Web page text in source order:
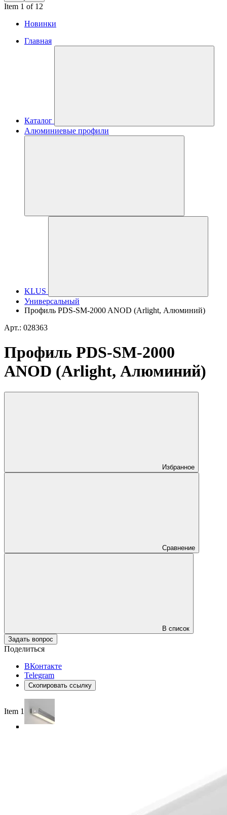
Item 1 of 12
Новинки
Главная
Каталог
Алюминиевые профили
KLUS
Универсальный
Профиль PDS-SM-2000 ANOD (Arlight, Алюминий)
Арт.: 028363
Профиль PDS-SM-2000
ANOD (Arlight, Алюминий)
Избранное
Сравнение
В список
Задать вопрос
Поделиться
ВКонтакте
Telegram
Скопировать ссылку
Item 1 of 5